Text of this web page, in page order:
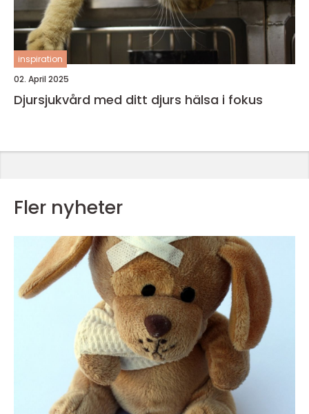
inspiration
02. April 2025
Djursjukvård med ditt djurs hälsa i fokus
Fler nyheter